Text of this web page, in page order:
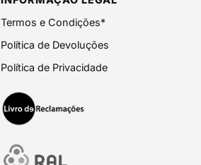
Termos e Condições*
Política de Devoluções
Política de Privacidade